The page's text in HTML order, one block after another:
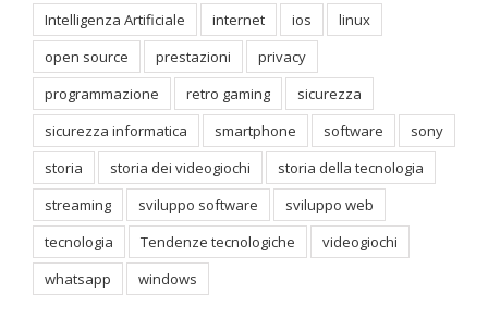
Intelligenza Artificiale
internet ios
linux
open source
prestazioni
privacy
programmazione
retro gaming
sicurezza
sicurezza informatica
smartphone software
sony
storia
storia dei videogiochi
storia della tecnologia
streaming
sviluppo software
sviluppo web
tecnologia
Tendenze tecnologiche
videogiochi
whatsapp
windows